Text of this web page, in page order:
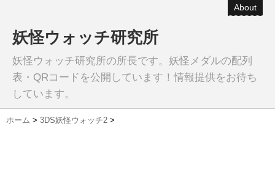
About
妖怪ウォッチ研究所
妖怪ウォッチ研究所の所長です。妖怪メダルの配列
表・QRコードを公開しています！情報提供をお待ち
しています。
ホーム > 3DS妖怪ウォッチ2 >